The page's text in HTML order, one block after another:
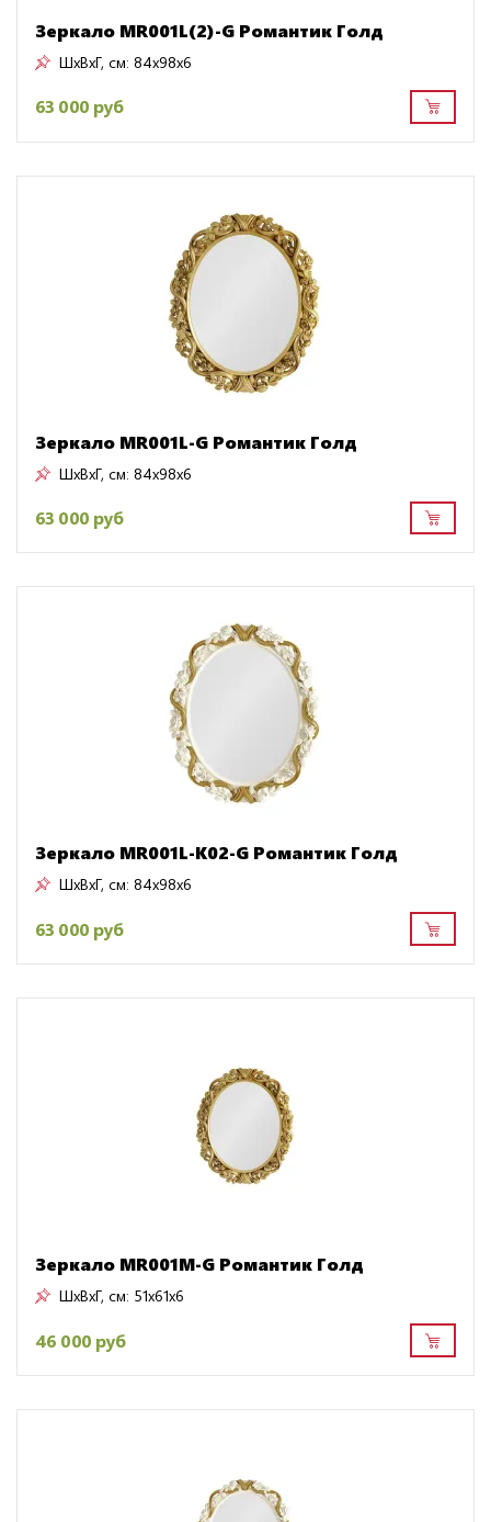
Зеркало MR001L(2)-G Романтик Голд
ШxВxГ, см: 84x98x6
63 000 руб
Зеркало MR001L-G Романтик Голд
ШxВxГ, см: 84x98x6
63 000 руб
Зеркало MR001L-K02-G Романтик Голд
ШxВxГ, см: 84x98x6
63 000 руб
Зеркало MR001M-G Романтик Голд
ШxВxГ, см: 51x61x6
46 000 руб